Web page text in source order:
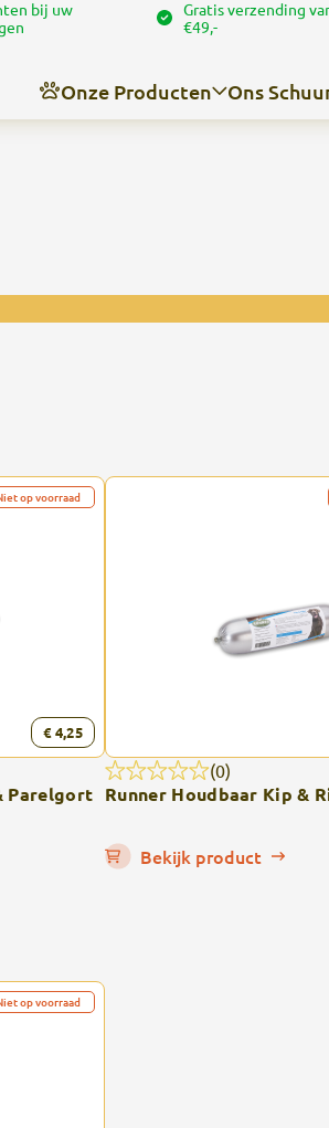
bij uw
Gratis verzending
€49,-
Onze Producten Ons
Angel’s
op voorraad
€ 4,25
Parelgort
(0)
Runner Houdbaar Kip &
Bekijk product
op voorraad